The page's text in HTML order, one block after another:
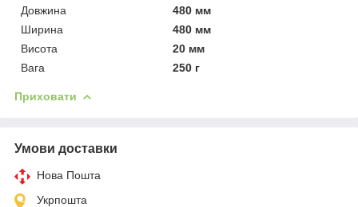
Довжина
480 мм
Ширина
480 мм
Висота
20 мм
Вага
250 г
Приховати
Умови доставки
Нова Пошта
Укрпошта